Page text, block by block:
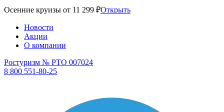
Осенние круизы от 11 299 ₽Открыть
Новости
Акции
О компании
Ростуризм № РТО 007024
8 800 551-80-25